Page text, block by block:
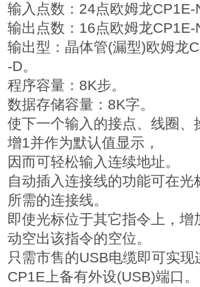
输入点数：24点欧姆龙CP1E-
输出点数：16点欧姆龙CP1E-
输出型：晶体管(漏型)欧姆龙
-D。
程序容量：8K步。
数据存储容量：8K字。
使下一个输入的接点、线圈、
增1并作为默认值显示，
因而可轻松输入连续地址。
自动插入连接线的功能可在光
所需的连接线。
即使光标位于其它指令上，增
动空出该指令的空位。
只需市售的USB电缆即可实现
CP1E上备有外设(USB)端口。